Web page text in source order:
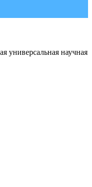
универсальная научная